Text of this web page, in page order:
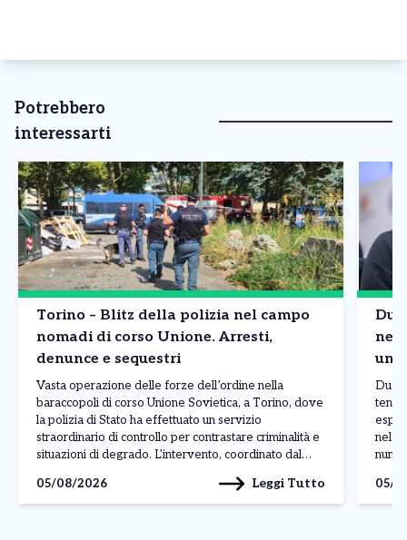
Potrebbero
interessarti
Torino – Blitz della polizia nel campo
nomadi di corso Unione. Arresti,
denunce e sequestri
Vasta operazione delle forze dell’ordine nella
baraccopoli di corso Unione Sovietica, a Torino, dove
la polizia di Stato ha effettuato un servizio
straordinario di controllo per contrastare criminalità e
situazioni di degrado. L’intervento, coordinato dal
numerosi reparti specializzati, ha interessato l’area
situata nei pressi del fiume Sangone, […]
05/08/2026 Leggi Tutto
un
Due
nel
05/